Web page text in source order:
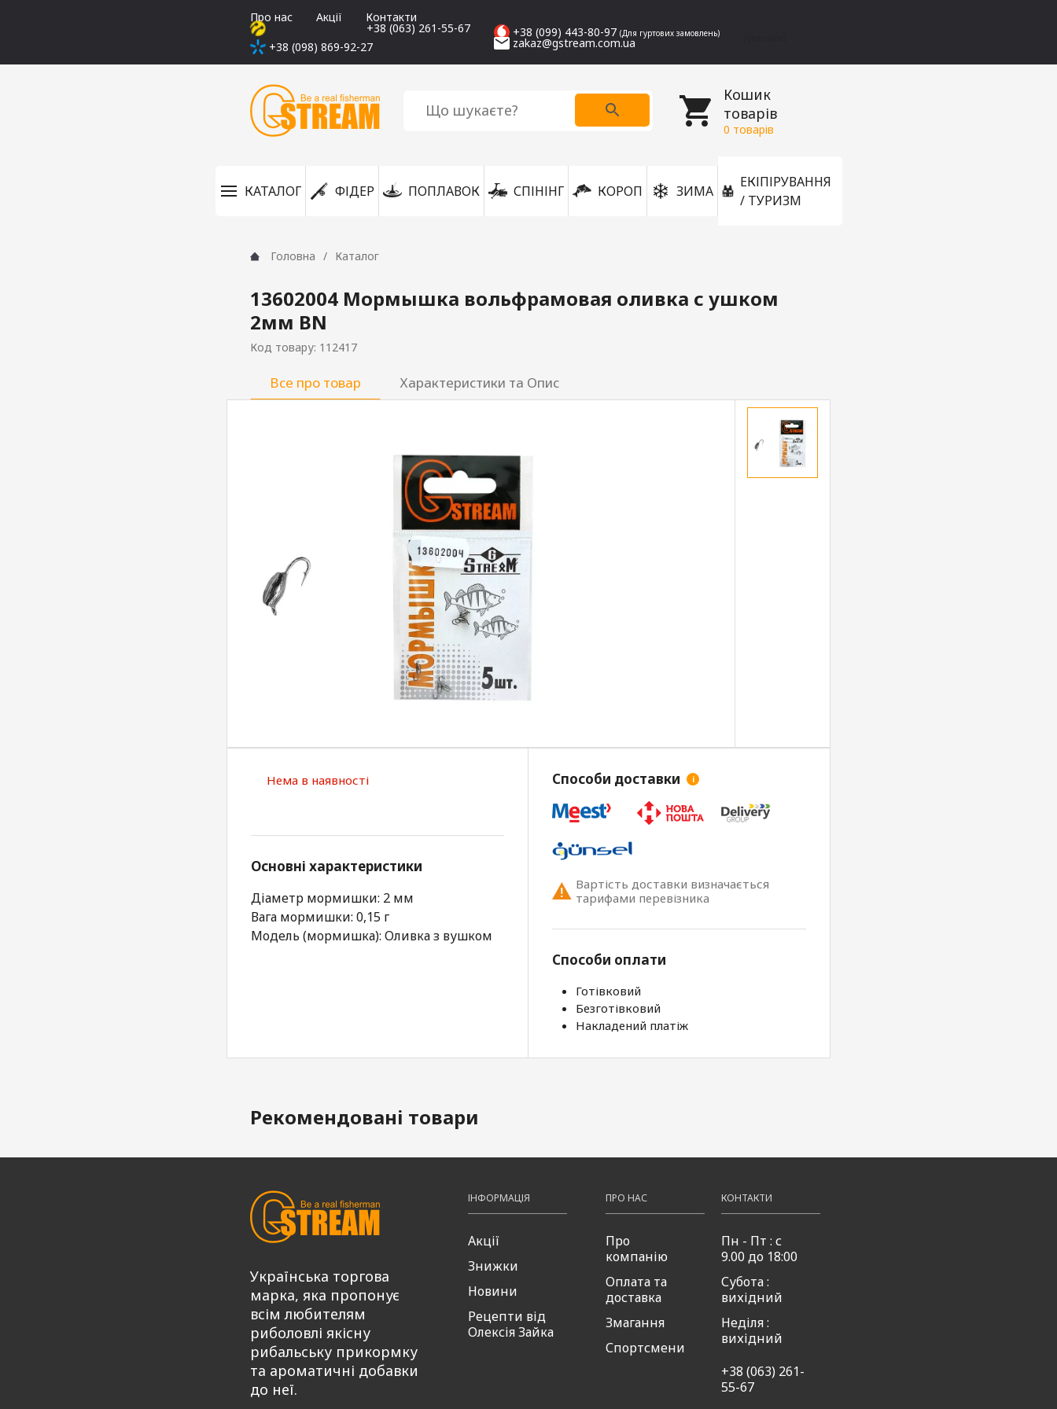
Про нас Акції Контакти
+38 (063) 261-55-67
+38 (098) 869-92-27
+38 (099) 443-80-97 (Для гуртових замовлень)
zakaz@gstream.com.ua
Кошик
товарів
0 товарів
КАТАЛОГ ФІДЕР ПОПЛАВОК СПІНІНГ КОРОП ЗИМА
ЕКІПІРУВАННЯ
/ ТУРИЗМ
Головна Каталог
13602004 Мормышка вольфрамовая оливка с ушком
2мм BN
Код товару: 112417
Все про товар Характеристики та Опис
Нема в наявності
Основні характеристики
Діаметр мормишки: 2 мм
Вага мормишки: 0,15 г
Модель (мормишка): Оливка з вушком
Способи доставки i
Вартість доставки визначається
тарифами перевізника
Способи оплати
Готівковий
Безготівковий
Накладений платіж
Рекомендовані товари
Українська торгова
марка, яка пропонує
всім любителям
риболовлі якісну
рибальську прикормку
та ароматичні добавки
до неї.
ІНФОРМАЦІЯ
Акції
Знижки
Новини
Рецепти від
Олексія Зайка
ПРО НАС
Про
компанію
Оплата та
доставка
Змагання
Спортсмени
КОНТАКТИ
Пн - Пт : с
9.00 до 18:00
Субота :
вихідний
Неділя :
вихідний
+38 (063) 261-
55-67